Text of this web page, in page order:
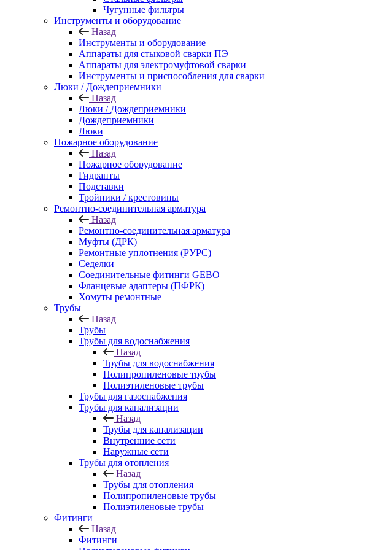
Чугунные фильтры
Инструменты и оборудование
Назад
Инструменты и оборудование
Аппараты для стыковой сварки ПЭ
Аппараты для электромуфтовой сварки
Инструменты и приспособления для сварки
Люки / Дождеприемники
Назад
Люки / Дождеприемники
Дождеприемники
Люки
Пожарное оборудование
Назад
Пожарное оборудование
Гидранты
Подставки
Тройники / крестовины
Ремонтно-соединительная арматура
Назад
Ремонтно-соединительная арматура
Муфты (ДРК)
Ремонтные уплотнения (РУРС)
Седелки
Соединительные фитинги GEBO
Фланцевые адаптеры (ПФРК)
Хомуты ремонтные
Трубы
Назад
Трубы
Трубы для водоснабжения
Назад
Трубы для водоснабжения
Полипропиленовые трубы
Полиэтиленовые трубы
Трубы для газоснабжения
Трубы для канализации
Назад
Трубы для канализации
Внутренние сети
Наружные сети
Трубы для отопления
Назад
Трубы для отопления
Полипропиленовые трубы
Полиэтиленовые трубы
Фитинги
Назад
Фитинги